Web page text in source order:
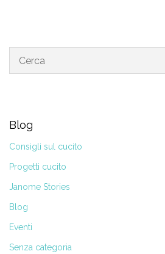
Blog
Consigli sul cucito
Progetti cucito
Janome Stories
Blog
Eventi
Senza categoria